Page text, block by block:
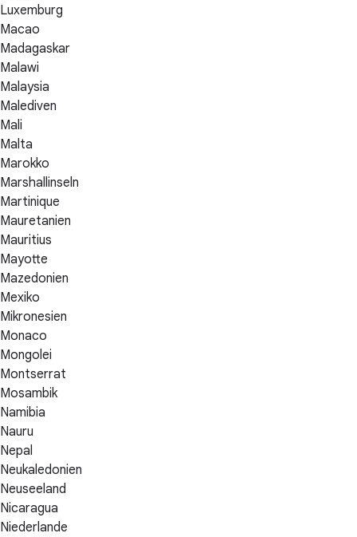
Luxemburg
Macao
Madagaskar
Malawi
Malaysia
Malediven
Mali
Malta
Marokko
Marshallinseln
Martinique
Mauretanien
Mauritius
Mayotte
Mazedonien
Mexiko
Mikronesien
Monaco
Mongolei
Montserrat
Mosambik
Namibia
Nauru
Nepal
Neukaledonien
Neuseeland
Nicaragua
Niederlande